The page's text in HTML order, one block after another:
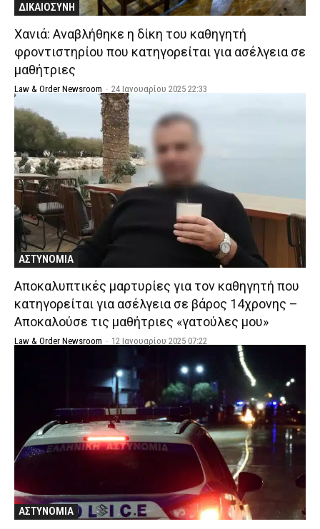
ΔΙΚΑΙΟΣΥΝΗ
Χανιά: Αναβλήθηκε η δίκη του καθηγητή
φροντιστηρίου που κατηγορείται για ασέλγεια σε
μαθήτριες
Law & Order Newsroom - 24 Ιανουαρίου 2025 22:33
ΑΣΤΥΝΟΜΙΑ
Αποκαλυπτικές μαρτυρίες για τον καθηγητή που
κατηγορείται για ασέλγεια σε βάρος 14χρονης –
Αποκαλούσε τις μαθήτριες «γατούλες μου»
Law & Order Newsroom - 12 Ιανουαρίου 2025 07:22
ΑΣΤΥΝΟΜΙΑ